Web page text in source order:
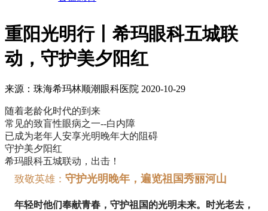
重阳光明行丨希玛眼科五城联
动，守护美夕阳红
来源：珠海希玛林顺潮眼科医院 2020-10-29
随着老龄化时代的到来
常见的致盲性眼病之一--白内障
已成为老年人安享光明晚年大的阻碍
守护美夕阳红
希玛眼科五城联动，出击！
致敬英雄： 守护光明晚年，遍览祖国秀丽河山
年轻时他们奉献青春，守护祖国的光明未来。时光老去，